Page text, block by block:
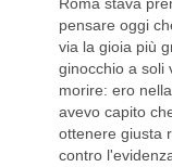
Roma stava
pensare oggi
via la gioia più
ginocchio a soli
morire: ero
avevo capito
ottenere giusta
contro